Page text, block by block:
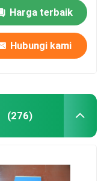
Harga terbaik
Hubungi kami
(276)